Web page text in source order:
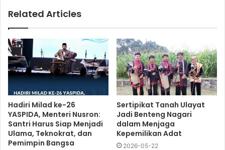
Related Articles
Hadiri Milad ke-26
YASPIDA, Menteri Nusron:
Santri Harus Siap Menjadi
Ulama, Teknokrat, dan
Pemimpin Bangsa
Sertipikat Tanah Ulayat
Jadi Benteng Nagari
dalam Menjaga
Kepemilikan Adat
2026-05-22